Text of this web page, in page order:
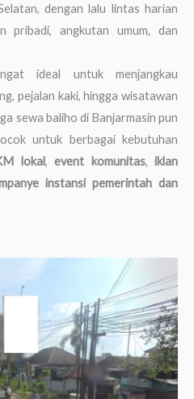
dengan lalu lintas harian
pribadi, angkutan umum, dan
ideal untuk menjangkau
pejalan kaki, hingga wisatawan
sewa baliho di Banjarmasin pun
untuk berbagai kebutuhan
lokal, event komunitas, iklan
instansi pemerintah dan